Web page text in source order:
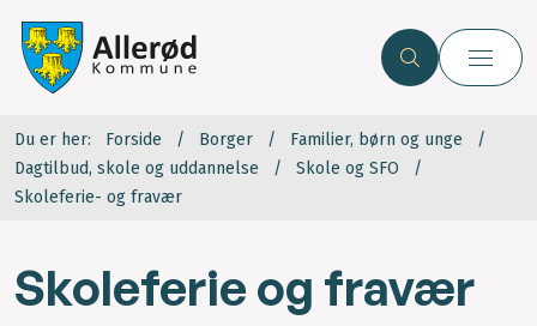
Du er her: Forside Borger
Familier, børn og unge
Dagtilbud, skole og uddannelse
Skole og SFO
Skoleferie- og fravær
Skoleferie og fravær